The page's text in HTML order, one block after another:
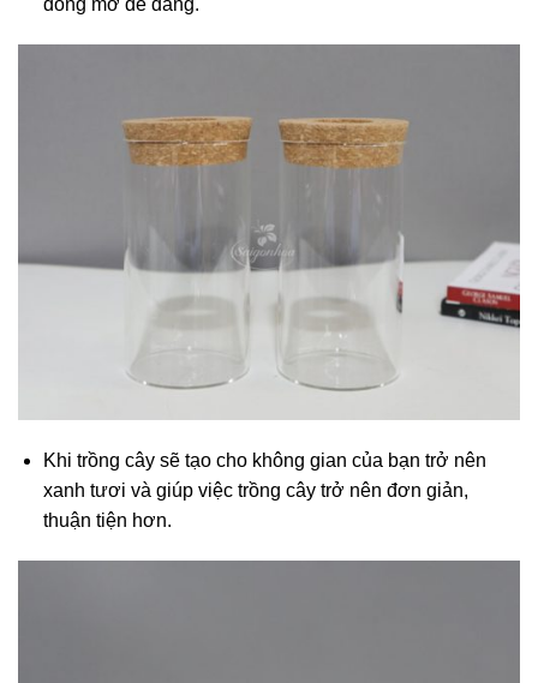
Khi trồng cây sẽ tạo cho không gian của bạn trở nên
xanh tươi và giúp việc trồng cây trở nên đơn giản,
thuận tiện hơn.